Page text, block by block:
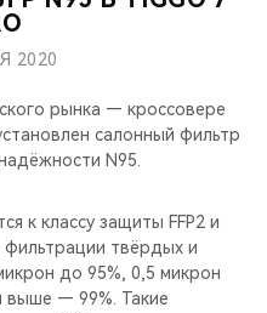
2020
рынка — кроссовере
салонный фильтр
N95.
к классу защиты FFP2 и
твёрдых и
до 95%, 0,5 микрон
выше — 99%. Такие